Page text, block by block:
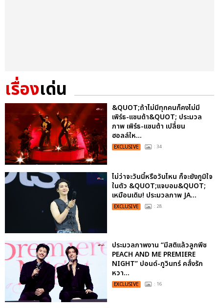
เรื่องเด่น
&QUOT;ถ้าไม่มีทุกคนก็คงไม่มี
เพิร์ธ-แซนต้า&QUOT; ประมวล
ภาพ เพิร์ธ-แซนต้า เปลี่ยน
ฮอลล์ให...
EXCLUSIVE : 34
ไม่ว่าจะวันนี้หรือวันไหน ก็จะยังภูมิใจ
ในตัว &QUOT;แจบอม&QUOT;
เหมือนเดิม! ประมวลภาพ JA...
EXCLUSIVE : 28
ประมวลภาพงาน “มีสติแล้วลูกพีช
PEACH AND ME PREMIERE
NIGHT” ปอนด์-ภูวินทร์ คลั่งรัก
หวา...
EXCLUSIVE : 16